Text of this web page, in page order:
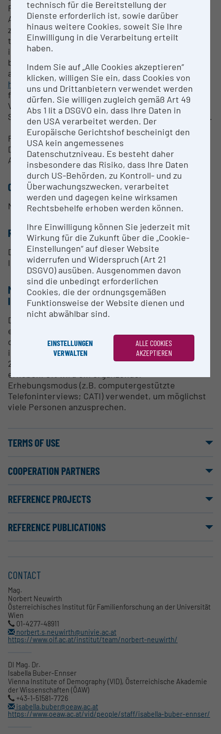
Forschenden, Lehrenden und Studierenden über
AUSSDA - The Austrian Social Science Data Archive
zur Verfügung. Die Daten der anderen
teilnehmenden Länder können über die
internationale Website
bezogen werden. Für Weitere Informationen sei
auch auf die nationale Homepage verwiesen:
https://www.ggp-austria.at/. Die Forschungsdaten
für Österreich sind über AUSSDA in den CESSDA-
Verbund eingespeist und Teil der European Open
Science Cloud (EOSC,https://www.eosc-portal.eu/
).
Research Services
Das GGP bietet die Nutzung von über AUSSDA - The
Austrian Social Science Data Archive an.
CONTACT PERSON
Norbert Neuwirth
RESEARCH SERVICES
Das GGP bietet die Nutzung von anonymisierten
Individualdatensätzen an.
METHODS & EXPERTISE FOR RESEARCH
INFRASTRUCTURE
Die Erhebung der Individualdaten erfolgte in der
ersten Generation des GGP (2004 – 2016) zumeist
durch CAPI (computer assisted personal
interviews). Nun, in der zweiten Generation (ab
2021) werden die Daten vorrangig online via CAWI
erhoben. Oft wird ein ergänzender
Erhebungsmodus (z.B. computergestützte
Telefoninterviews; CATI) verwendet, um möglichst
viele Personen anzusprechen.
TERMS OF USE
COOPERATION PARTNERS
REFERENCE PROJECTS
REFERENCE PUBLICATIONS
CONTACT
Mag.
Norbert Neuwirth
Österreichisches Institut für Familienforschung an der Universität
Wien
01-4277-48911
norbert.s.neuwirth@univie.ac.at
https://www.oif.ac.at/institut/team/norbert-neuwirth/
DI Mag. Dr.
Isabella Buber-Ennser
Vienna Institute of Demography (VID), Österreichische Akademie
der Wissenschaften (ÖAW)
+43-1-51581-7726
isabella.buber@oeaw.ac.at
https://www.oeaw.ac.at/vid/people/staff/isabella-buber-ennser/
technisch für die Bereitstellung der
Dienste erforderlich ist, sowie darüber
hinaus weitere Cookies, soweit Sie Ihre
Einwilligung in die Verarbeitung erteilt
haben.
Indem Sie auf „Alle Cookies akzeptieren“
klicken, willigen Sie ein, dass Cookies von
uns und Drittanbietern verwendet werden
dürfen. Sie willigen zugleich gemäß Art 49
Abs 1 lit a DSGVO ein, dass Ihre Daten in
den USA verarbeitet werden. Der
Europäische Gerichtshof bescheinigt den
USA kein angemessenes
Datenschutzniveau. Es besteht daher
insbesondere das Risiko, dass Ihre Daten
durch US-Behörden, zu Kontroll- und zu
Überwachungszwecken, verarbeitet
werden und dagegen keine wirksamen
Rechtsbehelfe erhoben werden können.
Ihre Einwilligung können Sie jederzeit mit
Wirkung für die Zukunft über die „Cookie-
Einstellungen“ auf dieser Website
widerrufen und Widerspruch (Art 21
DSGVO) ausüben. Ausgenommen davon
sind die unbedingt erforderlichen
Cookies, die der ordnungsgemäßen
Funktionsweise der Website dienen und
nicht abwählbar sind.
EINSTELLUNGEN
VERWALTEN
ALLE COOKIES
AKZEPTIEREN